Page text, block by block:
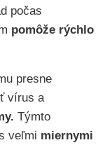
počas
pomôže rýchlo
presne
vírus a
Týmto
veľmi miernymi